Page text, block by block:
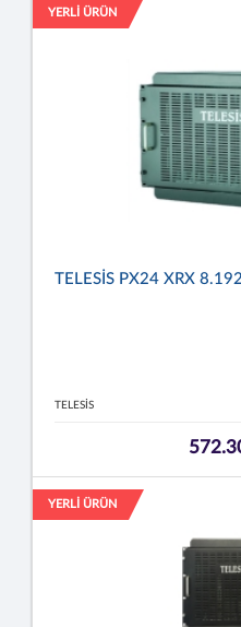
YERLİ ÜRÜN
TELESİS PX24 XRX
TELESİS
YERLİ ÜRÜN